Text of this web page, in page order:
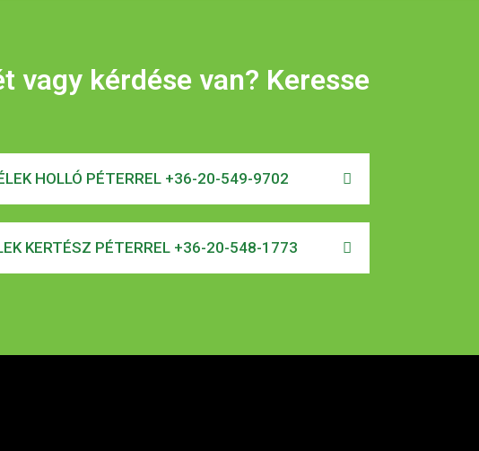
vagy kérdése van? Keresse
HOLLÓ PÉTERREL +36-20-549-9702
KERTÉSZ PÉTERREL +36-20-548-1773